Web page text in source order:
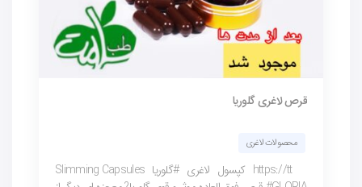
قرص لاغری گلوریا
محصولات لاغری
https://tt کپسول لاغری #گلوریا Slimming Capsules